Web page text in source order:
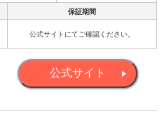
保証期間
公式サイトにてご確認ください。
公式サイト